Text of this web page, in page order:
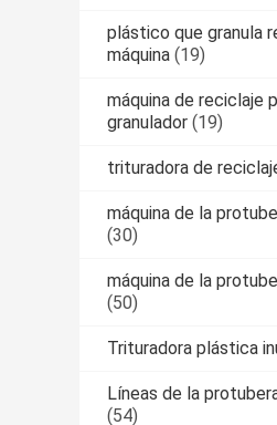
plástico que granula
máquina (19)
máquina de reciclaje
granulador (19)
trituradora de
máquina de la
(30)
máquina de la
(50)
Trituradora plástica
Líneas de la
(54)